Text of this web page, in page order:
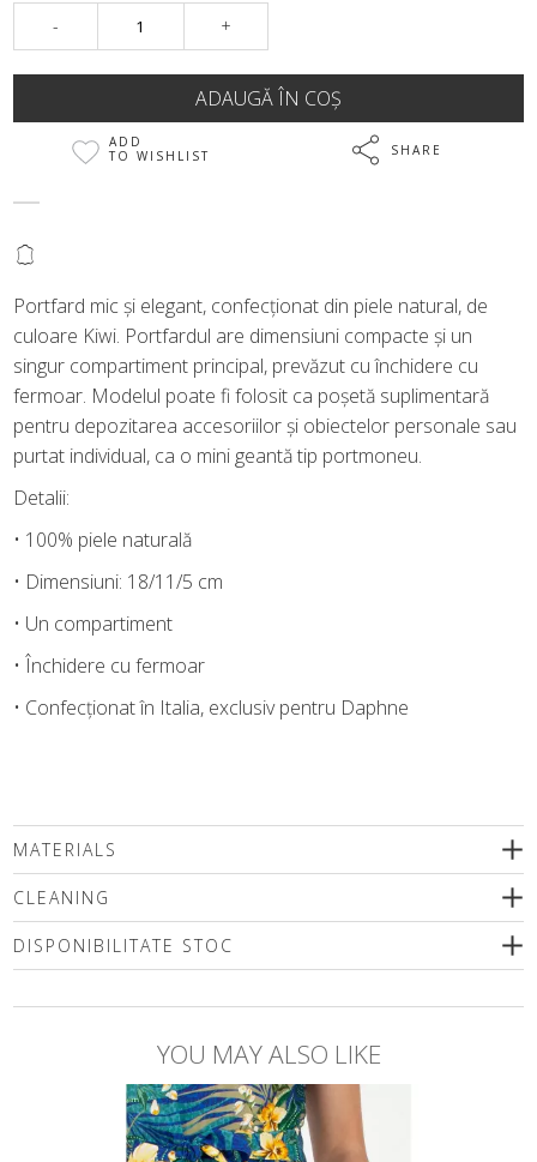
- +
ADD
TO WISHLIST
SHARE
@
Portfard mic și elegant, confecționat din piele natural, de
culoare Kiwi. Portfardul are dimensiuni compacte și un
singur compartiment principal, prevăzut cu închidere cu
fermoar. Modelul poate fi folosit ca poșetă suplimentară
pentru depozitarea accesoriilor și obiectelor personale sau
purtat individual, ca o mini geantă tip portmoneu.
Detalii:
• 100% piele naturală
• Dimensiuni: 18/11/5 cm
• Un compartiment
• Închidere cu fermoar
• Confecționat în Italia, exclusiv pentru Daphne
MATERIALS
CLEANING
DISPONIBILITATE STOC
YOU MAY ALSO LIKE